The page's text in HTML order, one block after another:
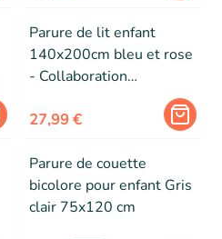
Parure de lit enfant
140x200cm bleu et rose
- Collaboration
Atmosphera x Cha Cha
Pop
27,99 €
Parure de couette
bicolore pour enfant Gris
clair 75x120 cm